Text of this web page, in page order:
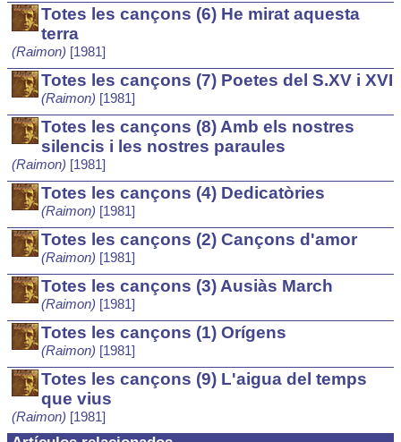
Totes les cançons (6) He mirat aquesta
terra
(Raimon) [1981]
Totes les cançons (7) Poetes del S.XV i XVI
(Raimon) [1981]
Totes les cançons (8) Amb els nostres
silencis i les nostres paraules
(Raimon) [1981]
Totes les cançons (4) Dedicatòries
(Raimon) [1981]
Totes les cançons (2) Cançons d'amor
(Raimon) [1981]
Totes les cançons (3) Ausiàs March
(Raimon) [1981]
Totes les cançons (1) Orígens
(Raimon) [1981]
Totes les cançons (9) L'aigua del temps
que vius
(Raimon) [1981]